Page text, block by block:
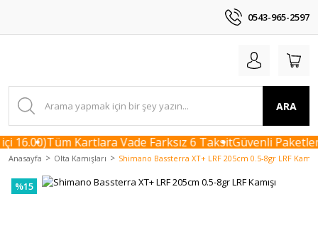
0543-965-2597
ARA
16.00)Tüm Kartlara Vade Farksız 6 TaksitGüvenli
Anasayfa Olta Kamışları Shimano Bassterra XT+ LRF 205cm 0.5-8gr LRF Kamışı
%15